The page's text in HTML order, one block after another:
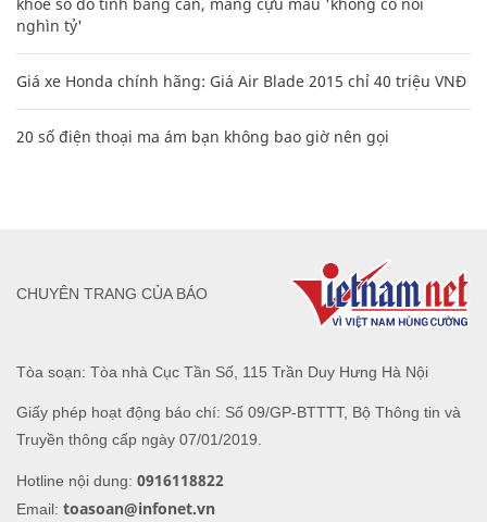
nghìn tỷ'
Giá xe Honda chính hãng: Giá Air Blade 2015 chỉ 40 triệu VNĐ
20 số điện thoại ma ám bạn không bao giờ nên gọi
Tòa soạn: Tòa nhà Cục Tần Số, 115 Trần Duy Hưng Hà Nội
Giấy phép hoạt động báo chí: Số 09/GP-BTTTT, Bộ Thông tin và
Truyền thông cấp ngày 07/01/2019.
Hotline nội dung: 0916118822
Email: toasoan@infonet.vn
CHUYÊN TRANG CỦA BÁO